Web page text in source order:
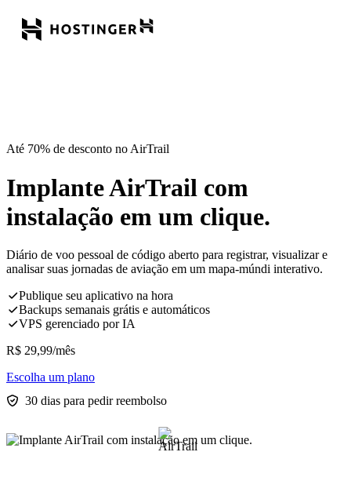
Até 70% de desconto no AirTrail
Implante AirTrail com
instalação em um clique.
Diário de voo pessoal de código aberto para registrar, visualizar e
analisar suas jornadas de aviação em um mapa-múndi interativo.
Publique seu aplicativo na hora
Backups semanais grátis e automáticos
VPS gerenciado por IA
R$ 29,99/mês
Escolha um plano
30 dias para pedir reembolso